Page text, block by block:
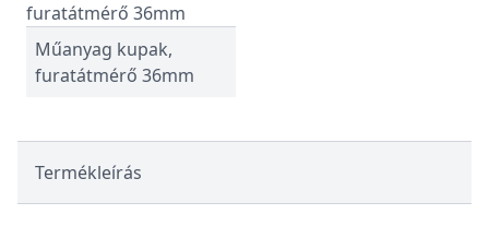
Műanyag kupak,
furatátmérő 36mm
Termékleírás